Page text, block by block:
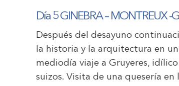
Día 5 GINEBRA – MONTREUX -
Después del desayuno
la historia y la arquitectura en
mediodía viaje a Gruyeres,
suizos. Visita de una quesería